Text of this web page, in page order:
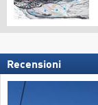
Recensioni